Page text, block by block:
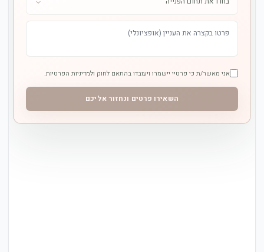
אני מאשר/ת כי פרטיי יישמרו ויעובדו בהתאם לחוק ולמדיניות הפרטיות.
השאירו פרטים ונחזור אליכם